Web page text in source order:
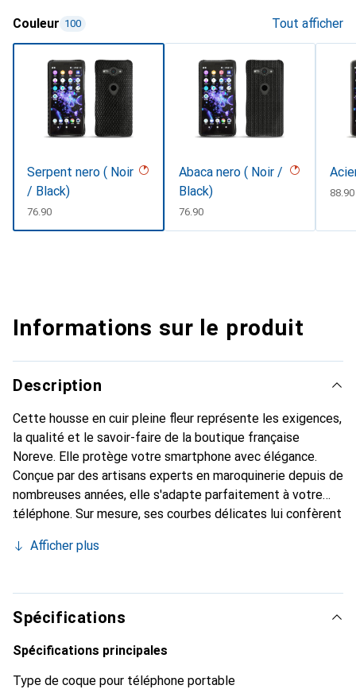
Couleur 100 Tout afficher
Serpent nero ( Noir
/ Black)
CHF
76.90
Abaca nero ( Noir /
Black)
CHF
76.90
CHF
88.90
Informations sur le produit
Description
Cette housse en cuir pleine fleur représente les exigences,
la qualité et le savoir-faire de la boutique française
Noreve. Elle protège votre smartphone avec élégance.
Conçue par des artisans experts en maroquinerie depuis de
nombreuses années, elle s'adapte parfaitement à votre
téléphone. Sur mesure, ses courbes délicates lui confèrent
et indispensable pour votre smartphone. Reconnaissable à
marque Noreve est un choix sûr pour une clientèle
exigeante.
Afficher plus
Spécifications
Spécifications principales
Type de coque pour téléphone portable